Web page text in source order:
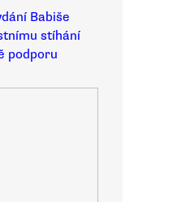
Babiše
stíhání
podporu